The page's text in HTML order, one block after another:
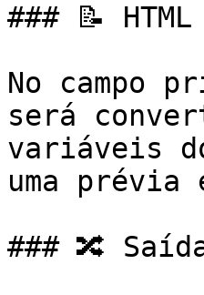
### 📝 HTML
No campo
será
variáveis
uma
### 🔀